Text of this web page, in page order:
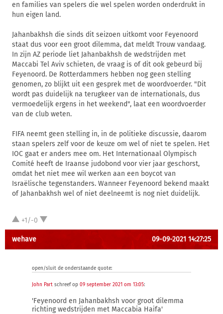
en families van spelers die wel spelen worden onderdrukt in
hun eigen land.
Jahanbakhsh die sinds dit seizoen uitkomt voor Feyenoord
staat dus voor een groot dilemma, dat meldt Trouw vandaag.
In zijn AZ periode liet Jahanbakhsh de wedstrijden met
Maccabi Tel Aviv schieten, de vraag is of dit ook gebeurd bij
Feyenoord. De Rotterdammers hebben nog geen stelling
genomen, zo blijkt uit een gesprek met de woordvoerder. "Dit
wordt pas duidelijk na terugkeer van de internationals, dus
vermoedelijk ergens in het weekend", laat een woordvoerder
van de club weten.
FIFA neemt geen stelling in, in de politieke discussie, daarom
staan spelers zelf voor de keuze om wel of niet te spelen. Het
IOC gaat er anders mee om. Het Internationaal Olympisch
Comité heeft de Iraanse judobond voor vier jaar geschorst,
omdat het niet mee wil werken aan een boycot van
Israëlische tegenstanders. Wanneer Feyenoord bekend maakt
of Jahanbakhsh wel of niet deelneemt is nog niet duidelijk.
+1/-0
wehave 09-09-2021 14:27:25
open/sluit de onderstaande quote:
John Part schreef op 09 september 2021 om 13:05:
'Feyenoord en Jahanbakhsh voor groot dilemma
richting wedstrijden met Maccabia Haifa'